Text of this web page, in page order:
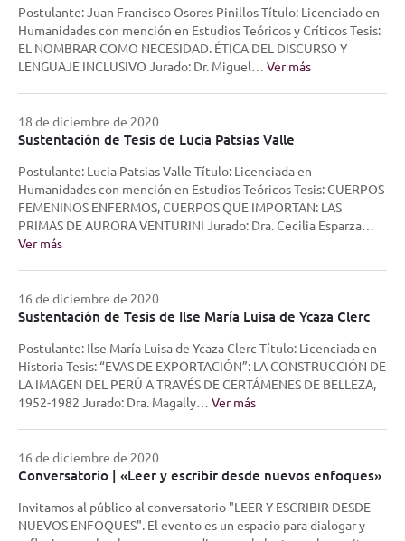
Postulante: Juan Francisco Osores Pinillos Título: Licenciado en
Humanidades con mención en Estudios Teóricos y Críticos Tesis:
EL NOMBRAR COMO NECESIDAD. ÉTICA DEL DISCURSO Y
LENGUAJE INCLUSIVO Jurado: Dr. Miguel… Ver más
18 de diciembre de 2020
Sustentación de Tesis de Lucia Patsias Valle
Postulante: Lucia Patsias Valle Título: Licenciada en
Humanidades con mención en Estudios Teóricos Tesis: CUERPOS
FEMENINOS ENFERMOS, CUERPOS QUE IMPORTAN: LAS
PRIMAS DE AURORA VENTURINI Jurado: Dra. Cecilia Esparza…
Ver más
16 de diciembre de 2020
Sustentación de Tesis de Ilse María Luisa de Ycaza Clerc
Postulante: Ilse María Luisa de Ycaza Clerc Título: Licenciada en
Historia Tesis: “EVAS DE EXPORTACIÓN”: LA CONSTRUCCIÓN DE
LA IMAGEN DEL PERÚ A TRAVÉS DE CERTÁMENES DE BELLEZA,
1952-1982 Jurado: Dra. Magally… Ver más
16 de diciembre de 2020
Conversatorio | «Leer y escribir desde nuevos enfoques»
Invitamos al público al conversatorio "LEER Y ESCRIBIR DESDE
NUEVOS ENFOQUES". El evento es un espacio para dialogar y